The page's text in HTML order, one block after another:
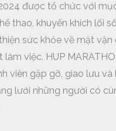
được tổ chức với
thao, khuyến khích lối
sức khỏe về mặt vận
việc. HUP
viên gặp gỡ, giao lưu
lưới những người có